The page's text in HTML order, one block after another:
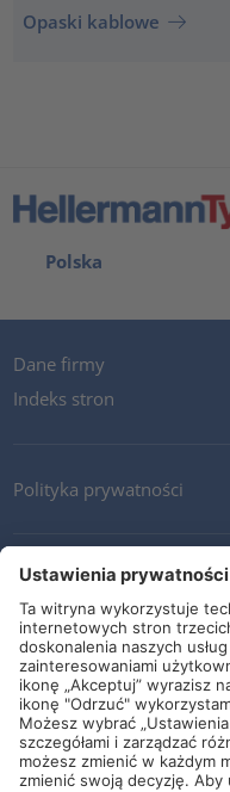
Opaski kablowe
Polska
Dane firmy
Indeks stron
Polityka prywatności
Kontakt
Newsletter
Ogólne warunki i dostawy